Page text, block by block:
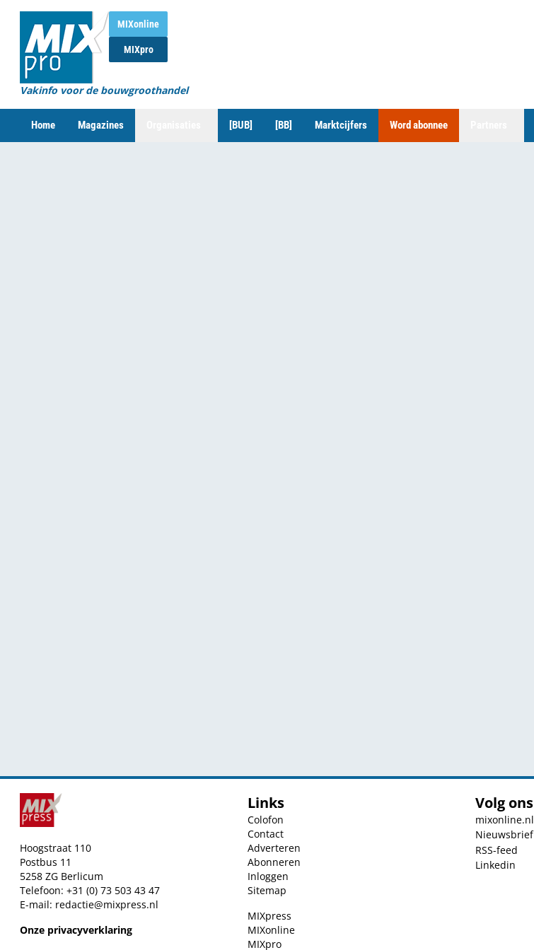
MIXonline
MIXpro
Vakinfo voor de bouwgroothandel
Home Magazines [BUB] [BB] Marktcijfers Word abonnee
Hoogstraat 110
Postbus 11
5258 ZG Berlicum
Telefoon: +31 (0) 73 503 43 47
E-mail: redactie@mixpress.nl
Onze privacyverklaring
Links
Colofon
Contact
Adverteren
Abonneren
Inloggen
Sitemap
MIXpress
MIXonline
MIXpro
Volg ons
mixonline.nl
Nieuwsbrief
RSS-feed
Linkedin